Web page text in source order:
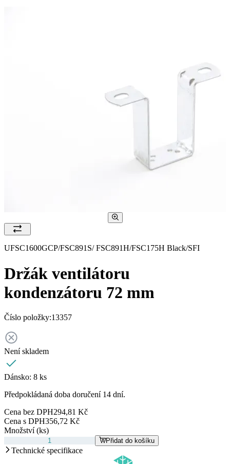
UFSC1600GCP/FSC891S/ FSC891H/FSC175H Black/SFI
Držák ventilátoru
kondenzátoru 72 mm
Číslo položky:13357
Není skladem
Dánsko: 8 ks
Předpokládaná doba doručení 14 dní.
Cena bez DPH294,81 Kč
Cena s DPH356,72 Kč
Množství (ks)
Přidat do košíku
Technické specifikace